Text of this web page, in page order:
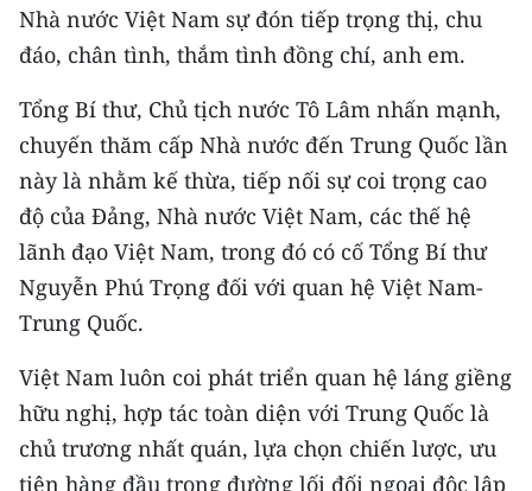
Infographic
TIN MỚI
TIN ĐỊA PHƯƠNG
Trung du và miền núi phía Bắc
Đồng bằng sông Hồng
Bắc Trung Bộ
Duyên hải Nam Trung Bộ và Tây
Nguyên
Đông Nam Bộ
Nhà nước Việt Nam sự đón tiếp trọng thị, chu
đáo, chân tình, thắm tình đồng chí, anh em.
Tổng Bí thư, Chủ tịch nước Tô Lâm nhấn mạnh,
chuyến thăm cấp Nhà nước đến Trung Quốc lần
này là nhằm kế thừa, tiếp nối sự coi trọng cao
độ của Đảng, Nhà nước Việt Nam, các thế hệ
lãnh đạo Việt Nam, trong đó có cố Tổng Bí thư
Nguyễn Phú Trọng đối với quan hệ Việt Nam-
Trung Quốc.
Việt Nam luôn coi phát triển quan hệ láng giềng
hữu nghị, hợp tác toàn diện với Trung Quốc là
chủ trương nhất quán, lựa chọn chiến lược, ưu
tiên hàng đầu trong đường lối đối ngoại độc lập